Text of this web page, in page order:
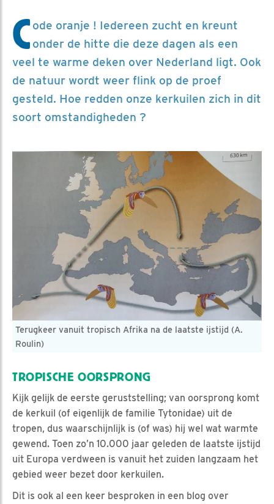
Code oranje ! Iedereen zucht en kreunt
onder de hitte die deze dagen als een
veel te warme deken over Nederland ligt. Ook
de natuur wordt weer flink op de proef
gesteld. Hoe redden onze kerkuilen zich in dit
soort omstandigheden ?
Terugkeer vanuit tropisch Afrika na de laatste ijstijd (A.
Roulin)
TROPISCHE OORSPRONG
Kijk gelijk de eerste geruststelling; van oorsprong komt
de kerkuil (of eigenlijk de familie Tytonidae) uit de
tropen, dus waarschijnlijk is (of was) hij wel wat warmte
gewend. Toen zo’n 10.000 jaar geleden de laatste ijstijd
uit Europa verdween is vanuit het zuiden langzaam het
gebied weer bezet door kerkuilen.
Dit is ook al een keer besproken in een blog over